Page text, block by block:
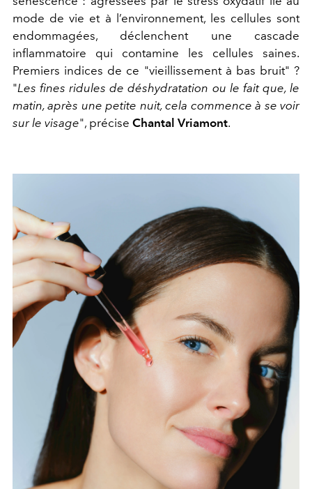
mode de vie et à l’environnement, les cellules sont
endommagées, déclenchent une cascade
inflammatoire qui contamine les cellules saines.
Premiers indices de ce "vieillissement à bas bruit" ?
"Les fines ridules de déshydratation ou le fait que, le
matin, après une petite nuit, cela commence à se voir
sur le visage", précise Chantal Vriamont.